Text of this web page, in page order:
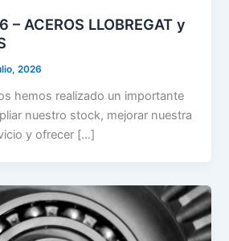
– ACEROS LLOBREGAT y
2026
hemos realizado un importante
nuestro stock, mejorar nuestra
y ofrecer […]